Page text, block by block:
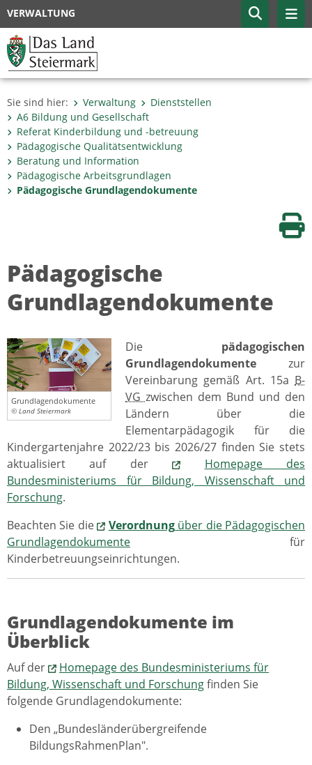
VERWALTUNG
Sie sind hier: Verwaltung
Dienststellen
A6 Bildung und Gesellschaft
Referat Kinderbildung und -betreuung
Pädagogische Qualitätsentwicklung
Beratung und Information
Pädagogische Arbeitsgrundlagen
Pädagogische Grundlagendokumente
Pädagogische
Grundlagendokumente
Grundlagendokumente
© Land Steiermark
Die pädagogischen
Grundlagendokumente zur
Vereinbarung gemäß Art. 15a B-
VG zwischen dem Bund und den
Ländern über die
Elementarpädagogik für die
Kindergartenjahre 2022/23 bis 2026/27 finden Sie stets
aktualisiert auf der
Homepage des
Bundesministeriums für Bildung, Wissenschaft und
Forschung.
Beachten Sie die
Verordnungüber die Pädagogischen
Grundlagendokumente für
Kinderbetreuungseinrichtungen.
Grundlagendokumente im
Überblick
Auf der
Homepage des Bundesministeriums für
Bildung, Wissenschaft und Forschungfinden Sie
folgende Grundlagendokumente:
Den „Bundesländerübergreifende
BildungsRahmenPlan".